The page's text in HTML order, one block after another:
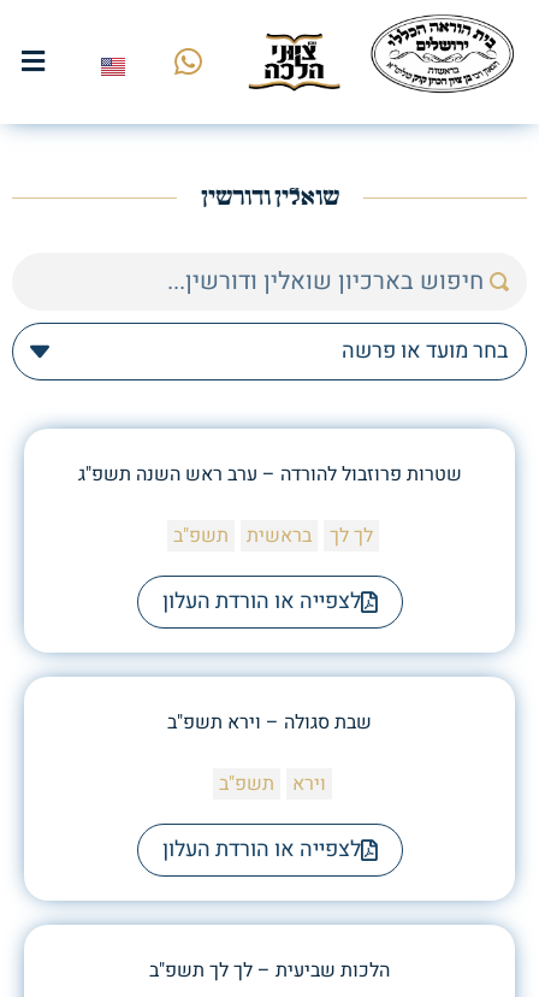
שואלין ודורשין
שטרות פרוזבול להורדה – ערב ראש השנה תשפ"ג
לך לך בראשית תשפ"ב
לצפייה או הורדת העלון
שבת סגולה – וירא תשפ"ב
וירא תשפ"ב
לצפייה או הורדת העלון
הלכות שביעית – לך לך תשפ"ב